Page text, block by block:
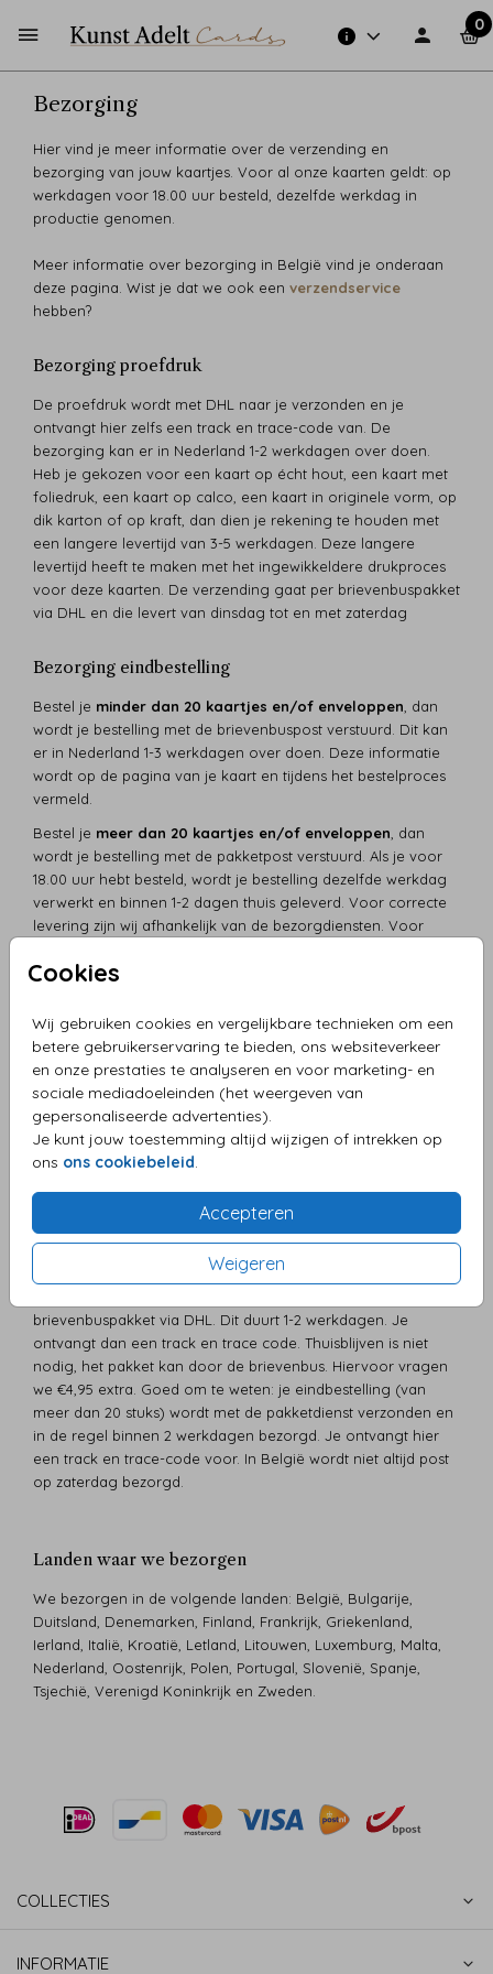
0
Cookies
Wij gebruiken cookies en vergelijkbare technieken om een
betere gebruikerservaring te bieden, ons websiteverkeer
en onze prestaties te analyseren en voor marketing- en
sociale mediadoeleinden (het weergeven van
gepersonaliseerde advertenties).
Je kunt jouw toestemming altijd wijzigen of intrekken op
ons ons cookiebeleid
Accepteren
Weigeren
Bezorging
Hier vind je meer informatie over de verzending en
bezorging van jouw kaartjes. Voor al onze kaarten geldt: op
werkdagen voor 18.00 uur besteld, dezelfde werkdag in
productie genomen.
Meer informatie over bezorging in België vind je onderaan
deze pagina. Wist je dat we ook een verzendservice
hebben?
Bezorging proefdruk
De proefdruk wordt met DHL naar je verzonden en je
ontvangt hier zelfs een track en trace-code van. De
bezorging kan er in Nederland 1-2 werkdagen over doen.
Heb je gekozen voor een kaart op écht hout, een kaart met
foliedruk, een kaart op calco, een kaart in originele vorm, op
dik karton of op kraft, dan dien je rekening te houden met
een langere levertijd van 3-5 werkdagen. Deze langere
levertijd heeft te maken met het ingewikkeldere drukproces
voor deze kaarten. De verzending gaat per brievenbuspakket
via DHL en die levert van dinsdag tot en met zaterdag
Bezorging eindbestelling
Bestel je minder dan 20 kaartjes en/of enveloppen , dan
wordt je bestelling met de brievenbuspost verstuurd. Dit kan
er in Nederland 1-3 werkdagen over doen. Deze informatie
wordt op de pagina van je kaart en tijdens het bestelproces
vermeld.
Bestel je meer dan 20 kaartjes en/of enveloppen , dan
wordt je bestelling met de pakketpost verstuurd. Als je voor
18.00 uur hebt besteld, wordt je bestelling dezelfde werkdag
verwerkt en binnen 1-2 dagen thuis geleverd. Voor correcte
levering zijn wij afhankelijk van de bezorgdiensten. Voor
of duurzaam papier geldt: bestelling geplaatst voor 18.00 uur,
werkdagen in huis. Deze verzend- en bezorginformatie wordt
op de pagina van je kaart vermeld, maar wil je dit zeker
weten, neem dan eventjescontactmet ons op.
Bezorging België
Proefdrukken worden met DHL verzonden en zijn er in de
en trace-code voor. Bestellingen van minder dan 20 stuks
worden met de brievenbuspost verzonden, de Nederlandse
post draagt deze over aan Bpost. Brievenbuspost naar
België kan er wel 5-8 dagen over doen. Er is de mogelijkheid
brievenbuspakket via DHL. Dit duurt 1-2 werkdagen. Je
ontvangt dan een track en trace code. Thuisblijven is niet
nodig, het pakket kan door de brievenbus. Hiervoor vragen
we €4,95 extra. Goed om te weten: je eindbestelling (van
meer dan 20 stuks) wordt met de pakketdienst verzonden en
in de regel binnen 2 werkdagen bezorgd. Je ontvangt hier
een track en trace-code voor. In België wordt niet altijd post
op zaterdag bezorgd.
Landen waar we bezorgen
We bezorgen in de volgende landen: België, Bulgarije,
Duitsland, Denemarken, Finland, Frankrijk, Griekenland,
Ierland, Italië, Kroatië, Letland, Litouwen, Luxemburg, Malta,
Nederland, Oostenrijk, Polen, Portugal, Slovenië, Spanje,
Tsjechië, Verenigd Koninkrijk en Zweden.
COLLECTIES
INFORMATIE